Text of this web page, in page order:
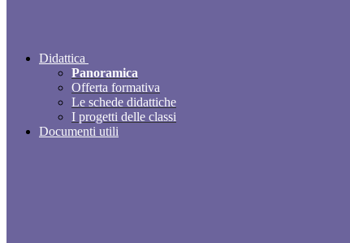
Didattica
Panoramica
Offerta formativa
Le schede didattiche
I progetti delle classi
Documenti utili